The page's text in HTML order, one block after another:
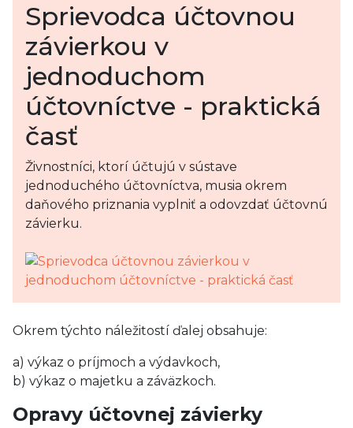
Sprievodca účtovnou
závierkou v
jednoduchom
účtovníctve - praktická
časť
Živnostníci, ktorí účtujú v sústave
jednoduchého účtovníctva, musia okrem
daňového priznania vyplniť a odovzdať účtovnú
závierku.
Okrem týchto náležitostí ďalej obsahuje:
a) výkaz o príjmoch a výdavkoch,
b) výkaz o majetku a záväzkoch.
Opravy účtovnej závierky